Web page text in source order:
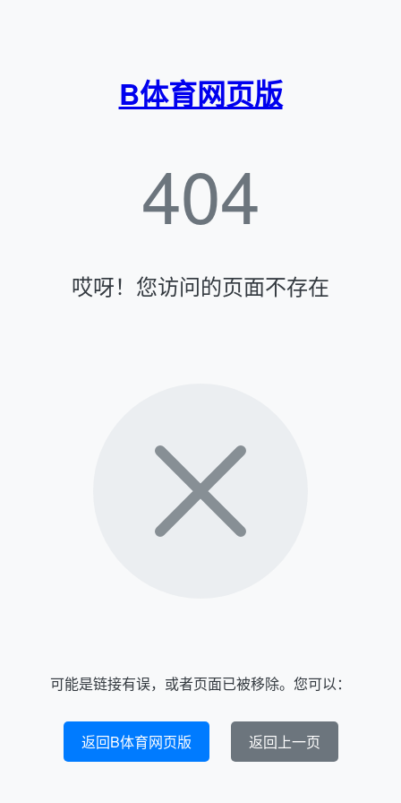
B体育网页版
404
哎呀！您访问的页面不存在
可能是链接有误，或者页面已被移除。您可以：
返回B体育网页版 返回上一页